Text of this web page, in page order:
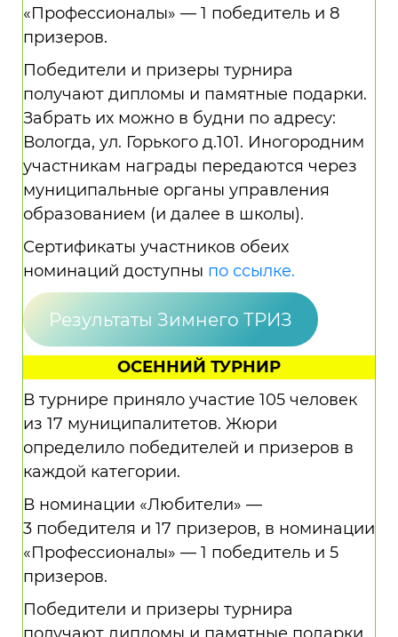
«Профессионалы» — 1 победитель и 8
призеров.
Победители и призеры турнира
получают дипломы и памятные подарки.
Забрать их можно в будни по адресу:
Вологда, ул. Горького д.101. Иногородним
участникам награды передаются через
муниципальные органы управления
образованием (и далее в школы).
Сертификаты участников обеих
номинаций доступны по ссылке.
Результаты Зимнего ТРИЗ
ОСЕННИЙ ТУРНИР
В турнире приняло участие 105 человек
из 17 муниципалитетов. Жюри
определило победителей и призеров в
каждой категории.
В номинации «Любители» —
3 победителя и 17 призеров, в номинации
«Профессионалы» — 1 победитель и 5
призеров.
Победители и призеры турнира